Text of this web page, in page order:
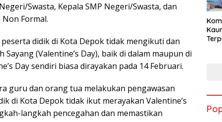
Swasta, Kepala SMP Negeri/Swasta, dan
Formal.
didik di Kota Depok tidak mengikuti dan
Sayang (Valentine’s Day), baik di dalam maupun di
Day sendiri biasa dirayakan pada 14 Februari.
guru dan orang tua melakukan pengawasan
di Kota Depok tidak ikut merayakan Valentine’s
langkah pencegahan dan memastikan